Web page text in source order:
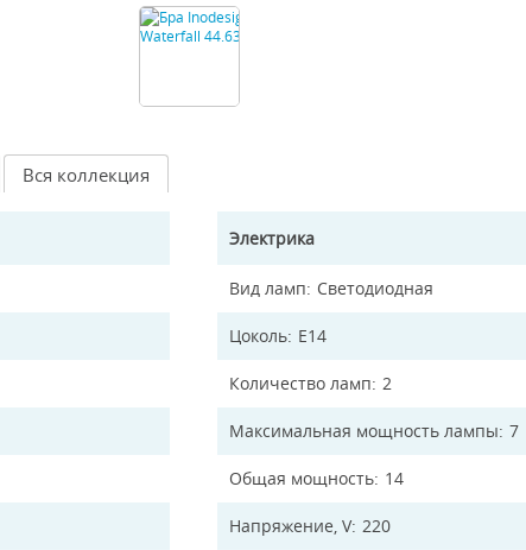
Вся коллекция
Электрика
Вид ламп Светодиодная
Цоколь E14
Количество ламп 2
Максимальная мощность лампы 7
Общая мощность 14
Напряжение, V 220